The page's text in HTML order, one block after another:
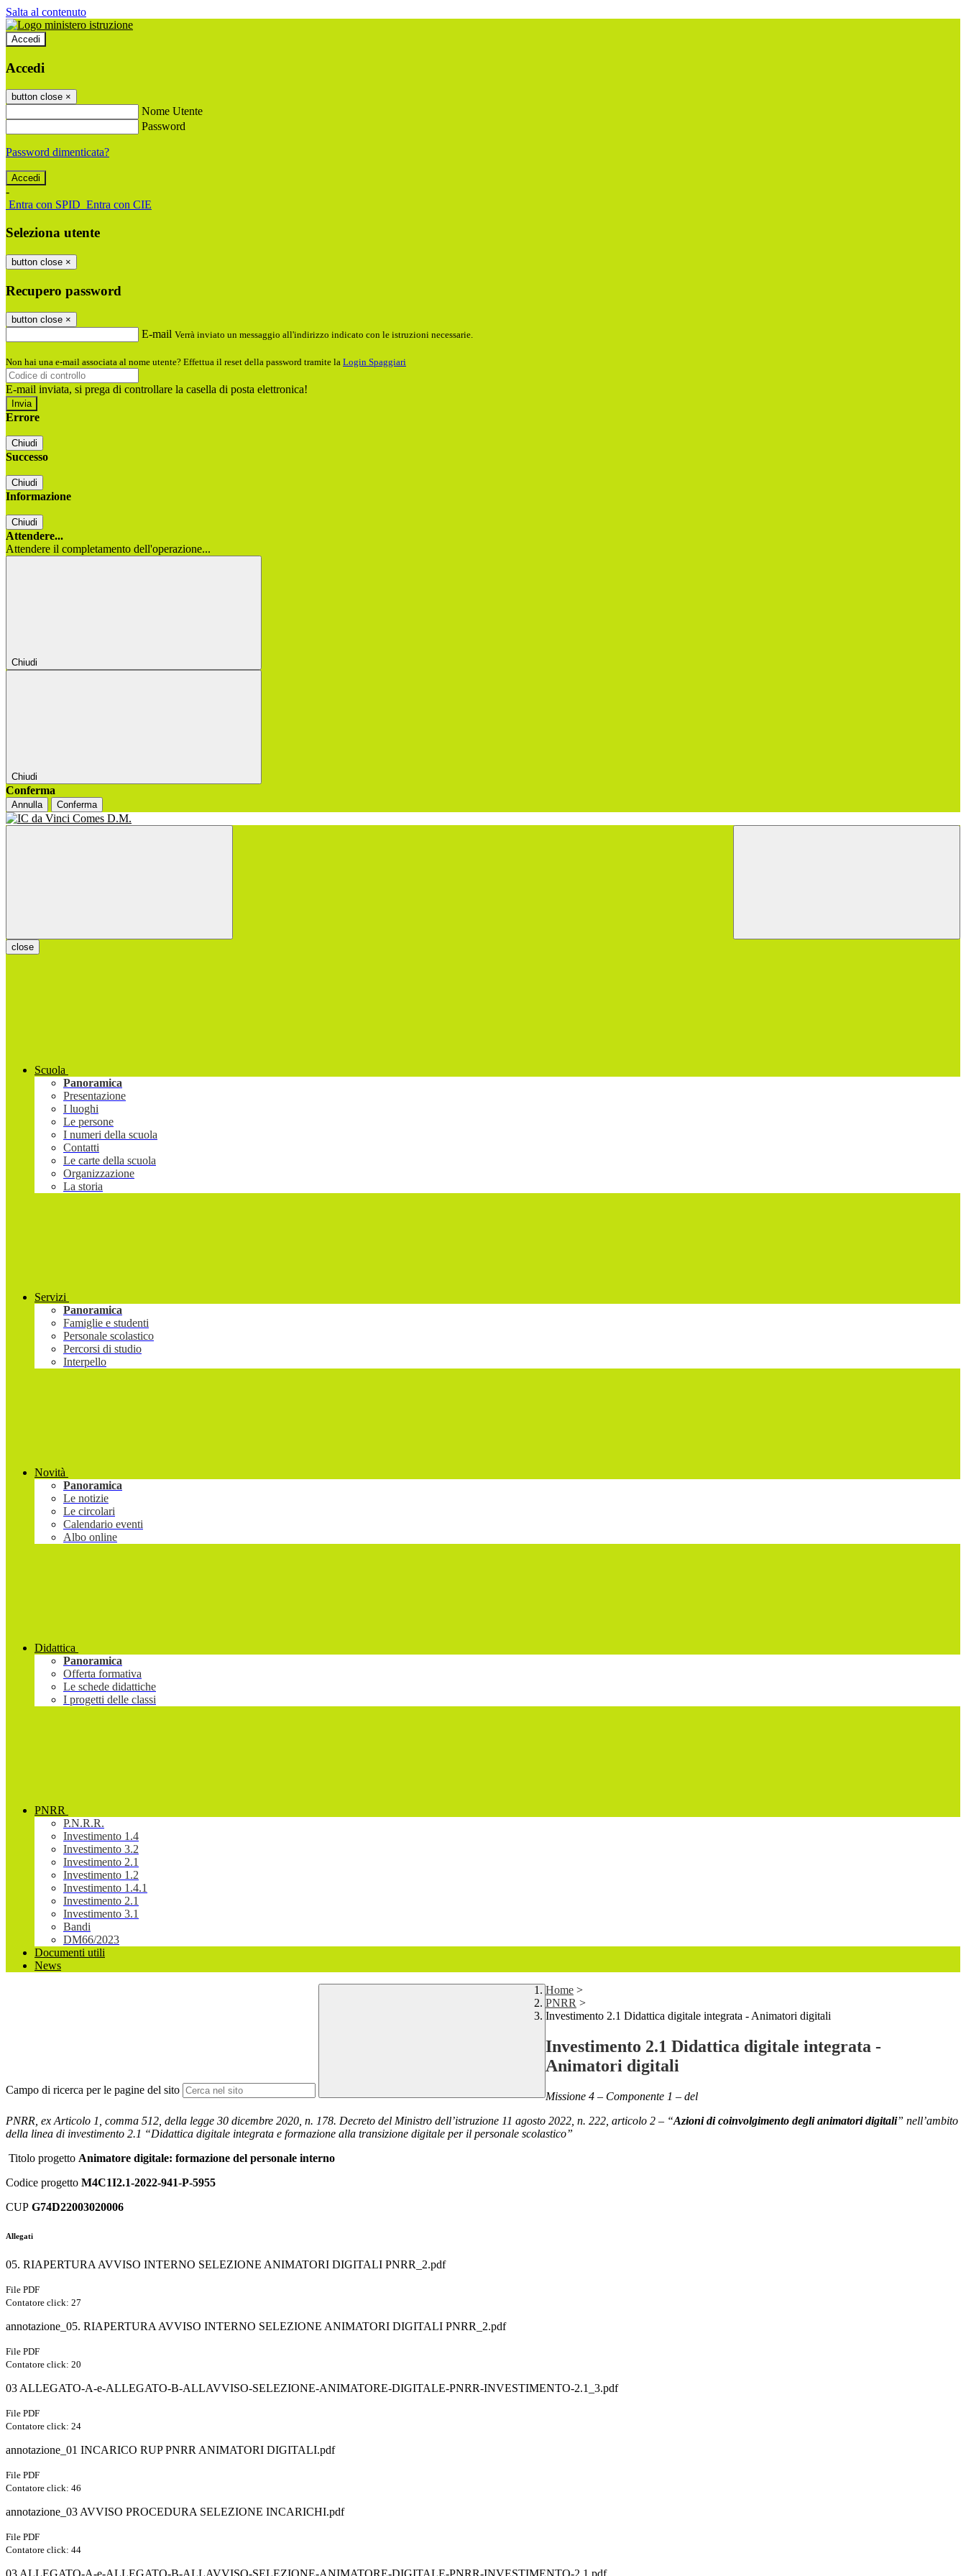
Salta al contenuto
Accedi
Accedi
button close ×
Nome Utente
Password
Password dimenticata?
-
Entra con SPID Entra con CIE
Seleziona utente
button close ×
Recupero password
button close ×
E-mail Verrà inviato un messaggio all'indirizzo indicato con le istruzioni necessarie.
Non hai una e-mail associata al nome utente? Effettua il reset della password tramite la Login Spaggiari
E-mail inviata, si prega di controllare la casella di posta elettronica!
Errore
Chiudi
Successo
Chiudi
Informazione
Chiudi
Attendere...
Attendere il completamento dell'operazione...
Chiudi
Chiudi
Conferma
Annulla Conferma
close
Scuola
Panoramica
Presentazione
I luoghi
Le persone
I numeri della scuola
Contatti
Le carte della scuola
Organizzazione
La storia
Servizi
Panoramica
Famiglie e studenti
Personale scolastico
Percorsi di studio
Interpello
Novità
Panoramica
Le notizie
Le circolari
Calendario eventi
Albo online
Didattica
Panoramica
Offerta formativa
Le schede didattiche
I progetti delle classi
PNRR
P.N.R.R.
Investimento 1.4
Investimento 3.2
Investimento 2.1
Investimento 1.2
Investimento 1.4.1
Investimento 2.1
Investimento 3.1
Bandi
DM66/2023
Documenti utili
News
Campo di ricerca per le pagine del sito
Home >
PNRR >
Investimento 2.1 Didattica digitale integrata - Animatori digitali
Investimento 2.1 Didattica digitale integrata -
Animatori digitali
Missione 4 – Componente 1 – del
PNRR, ex Articolo 1, comma 512, della legge 30 dicembre 2020, n. 178. Decreto del Ministro dell’istruzione 11 agosto 2022, n. 222, articolo 2 – “Azioni di coinvolgimento degli animatori digitali” nell’ambito
della linea di investimento 2.1 “Didattica digitale integrata e formazione alla transizione digitale per il personale scolastico”
Titolo progetto Animatore digitale: formazione del personale interno
Codice progetto M4C1I2.1-2022-941-P-5955
CUP G74D22003020006
Allegati
05. RIAPERTURA AVVISO INTERNO SELEZIONE ANIMATORI DIGITALI PNRR_2.pdf
File PDF
Contatore click: 27
annotazione_05. RIAPERTURA AVVISO INTERNO SELEZIONE ANIMATORI DIGITALI PNRR_2.pdf
File PDF
Contatore click: 20
03 ALLEGATO-A-e-ALLEGATO-B-ALLAVVISO-SELEZIONE-ANIMATORE-DIGITALE-PNRR-INVESTIMENTO-2.1_3.pdf
File PDF
Contatore click: 24
annotazione_01 INCARICO RUP PNRR ANIMATORI DIGITALI.pdf
File PDF
Contatore click: 46
annotazione_03 AVVISO PROCEDURA SELEZIONE INCARICHI.pdf
File PDF
Contatore click: 44
03 ALLEGATO-A-e-ALLEGATO-B-ALLAVVISO-SELEZIONE-ANIMATORE-DIGITALE-PNRR-INVESTIMENTO-2.1.pdf